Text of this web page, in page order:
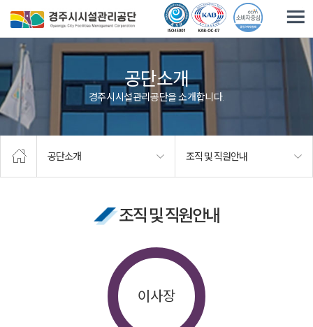
공단소개
경주시시설관리공단을 소개합니다.
공단소개 조직 및 직원안내
조직 및 직원안내
이사장